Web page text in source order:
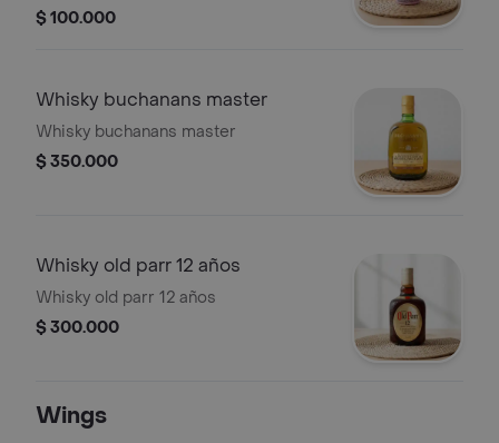
$ 100.000
Whisky buchanans master
Whisky buchanans master
$ 350.000
Whisky old parr 12 años
Whisky old parr 12 años
$ 300.000
Wings